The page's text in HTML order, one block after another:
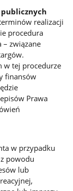
realizacji
procedura
– związane
w tej procedurze
finansów
Prawa
w przypadku
powodu
lub